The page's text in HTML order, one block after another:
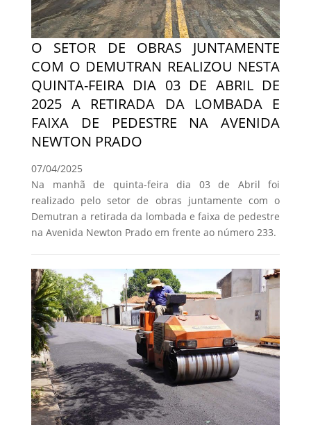
O SETOR DE OBRAS JUNTAMENTE
COM O DEMUTRAN REALIZOU NESTA
QUINTA-FEIRA DIA 03 DE ABRIL DE
2025 A RETIRADA DA LOMBADA E
FAIXA DE PEDESTRE NA AVENIDA
NEWTON PRADO
07/04/2025
Na manhã de quinta-feira dia 03 de Abril foi
realizado pelo setor de obras juntamente com o
Demutran a retirada da lombada e faixa de pedestre
na Avenida Newton Prado em frente ao número 233.